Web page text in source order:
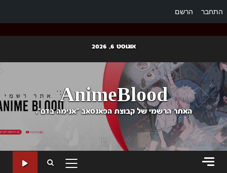
התחבר הרשם
content
אוגוסט 6, 2026
AnimeBlood
האתר הרשמי של קבוצת הפאנסאב "אנימה בדם".
PRIMARY